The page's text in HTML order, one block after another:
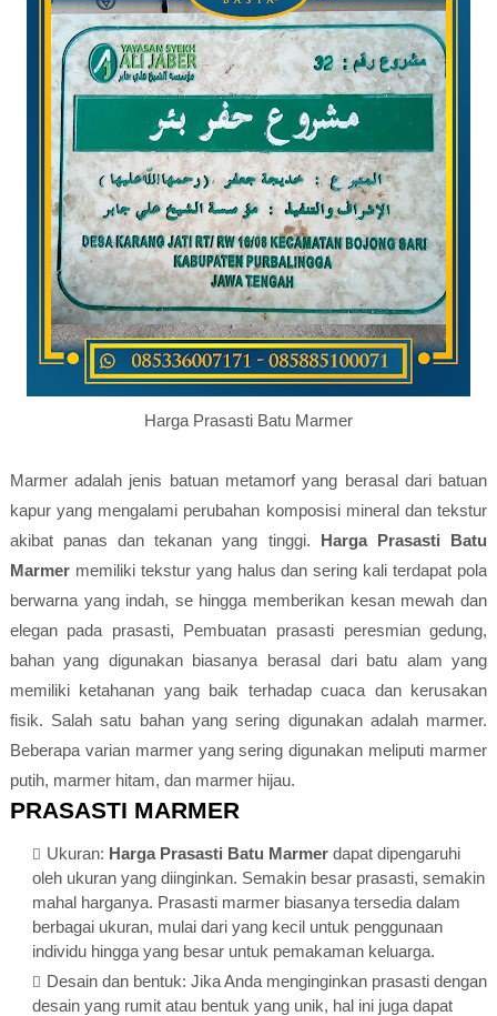
Harga Prasasti Batu Marmer
Marmer adalah jenis batuan metamorf yang berasal dari batuan
kapur yang mengalami perubahan komposisi mineral dan tekstur
akibat panas dan tekanan yang tinggi. Harga Prasasti Batu
Marmermemiliki tekstur yang halus dan sering kali terdapat pola
berwarna yang indah, se hingga memberikan kesan mewah dan
elegan pada prasasti, Pembuatan prasasti peresmian gedung,
bahan yang digunakan biasanya berasal dari batu alam yang
memiliki ketahanan yang baik terhadap cuaca dan kerusakan
fisik. Salah satu bahan yang sering digunakan adalah marmer.
Beberapa varian marmer yang sering digunakan meliputi marmer
putih, marmer hitam, dan marmer hijau.
PRASASTI MARMER
Ukuran: Harga Prasasti Batu Marmerdapat dipengaruhi
oleh ukuran yang diinginkan. Semakin besar prasasti, semakin
mahal harganya. Prasasti marmer biasanya tersedia dalam
berbagai ukuran, mulai dari yang kecil untuk penggunaan
individu hingga yang besar untuk pemakaman keluarga.
Desain dan bentuk: Jika Anda menginginkan prasasti dengan
desain yang rumit atau bentuk yang unik, hal ini juga dapat